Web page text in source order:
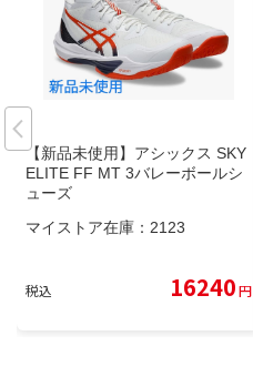
【新品未使用】アシックス SKY
ELITE FF MT 3バレーボールシ
ューズ
マイストア在庫： 2123
税込 16240円